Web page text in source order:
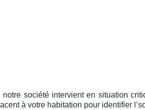
notre société intervient en situation
à votre habitation pour identifier